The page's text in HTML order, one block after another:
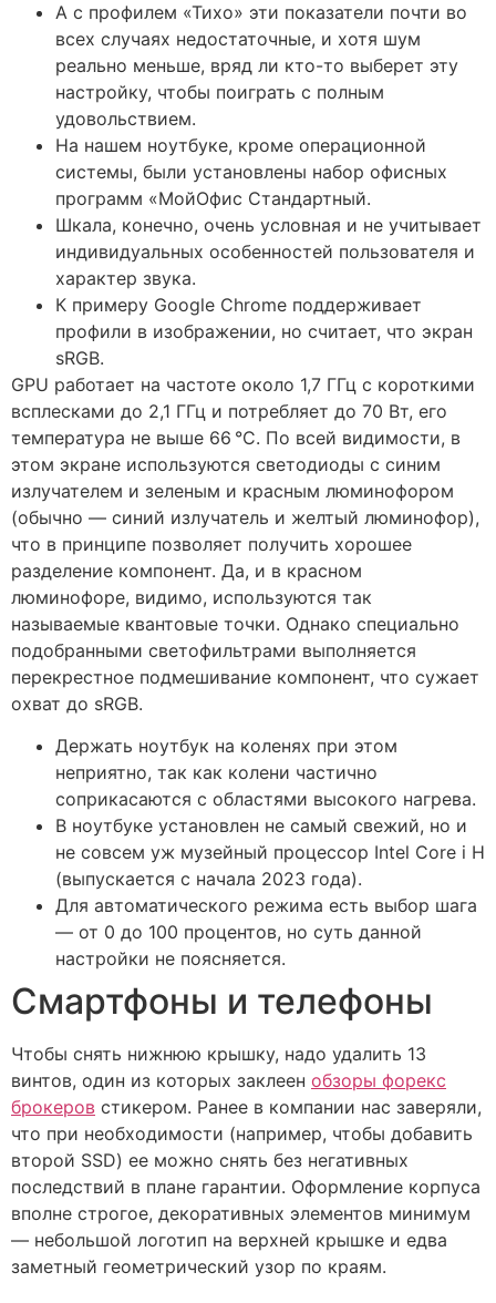
А с профилем «Тихо» эти показатели почти во
всех случаях недостаточные, и хотя шум
реально меньше, вряд ли кто-то выберет эту
настройку, чтобы поиграть с полным
удовольствием.
На нашем ноутбуке, кроме операционной
системы, были установлены набор офисных
программ «МойОфис Стандартный.
Шкала, конечно, очень условная и не учитывает
индивидуальных особенностей пользователя и
характер звука.
К примеру Google Chrome поддерживает
профили в изображении, но считает, что экран
sRGB.
GPU работает на частоте около 1,7 ГГц с короткими
всплесками до 2,1 ГГц и потребляет до 70 Вт, его
температура не выше 66 °C. По всей видимости, в
этом экране используются светодиоды с синим
излучателем и зеленым и красным люминофором
(обычно — синий излучатель и желтый люминофор),
что в принципе позволяет получить хорошее
разделение компонент. Да, и в красном
люминофоре, видимо, используются так
называемые квантовые точки. Однако специально
подобранными светофильтрами выполняется
перекрестное подмешивание компонент, что сужает
охват до sRGB.
Держать ноутбук на коленях при этом
неприятно, так как колени частично
соприкасаются с областями высокого нагрева.
В ноутбуке установлен не самый свежий, но и
не совсем уж музейный процессор Intel Core i H
(выпускается с начала 2023 года).
Для автоматического режима есть выбор шага
— от 0 до 100 процентов, но суть данной
настройки не поясняется.
Смартфоны и телефоны
Чтобы снять нижнюю крышку, надо удалить 13
винтов, один из которых заклеен обзоры форекс
брокеров стикером. Ранее в компании нас заверяли,
что при необходимости (например, чтобы добавить
второй SSD) ее можно снять без негативных
последствий в плане гарантии. Оформление корпуса
вполне строгое, декоративных элементов минимум
— небольшой логотип на верхней крышке и едва
заметный геометрический узор по краям.